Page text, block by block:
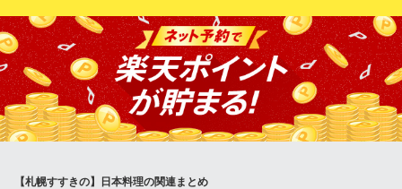
友人との食事にもぜひ。温かいおもてなしで皆様をお迎えいたし
ます。
天麩羅 やぎ
薄野の人気天婦羅専門店
札幌市営地下鉄南北線すすきの駅 徒歩3分
【札幌すすきの】日本料理の関連まとめ